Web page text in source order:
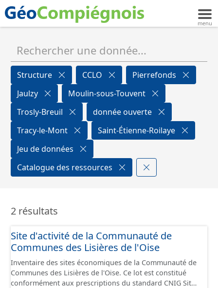
Structure CCLO
Pierrefonds
Jaulzy
Moulin-sous-Touvent
Trosly-Breuil
donnée ouverte
Tracy-le-Mont
Saint-Étienne-Roilaye
Jeu de données
Catalogue des ressources
2 résultats
Site d'activité de la Communauté de
Communes des Lisières de l'Oise
Inventaire des sites économiques de la Communauté de
Communes des Lisières de l'Oise. Ce lot est constitué
conformément aux prescriptions du standard CNIG Sites